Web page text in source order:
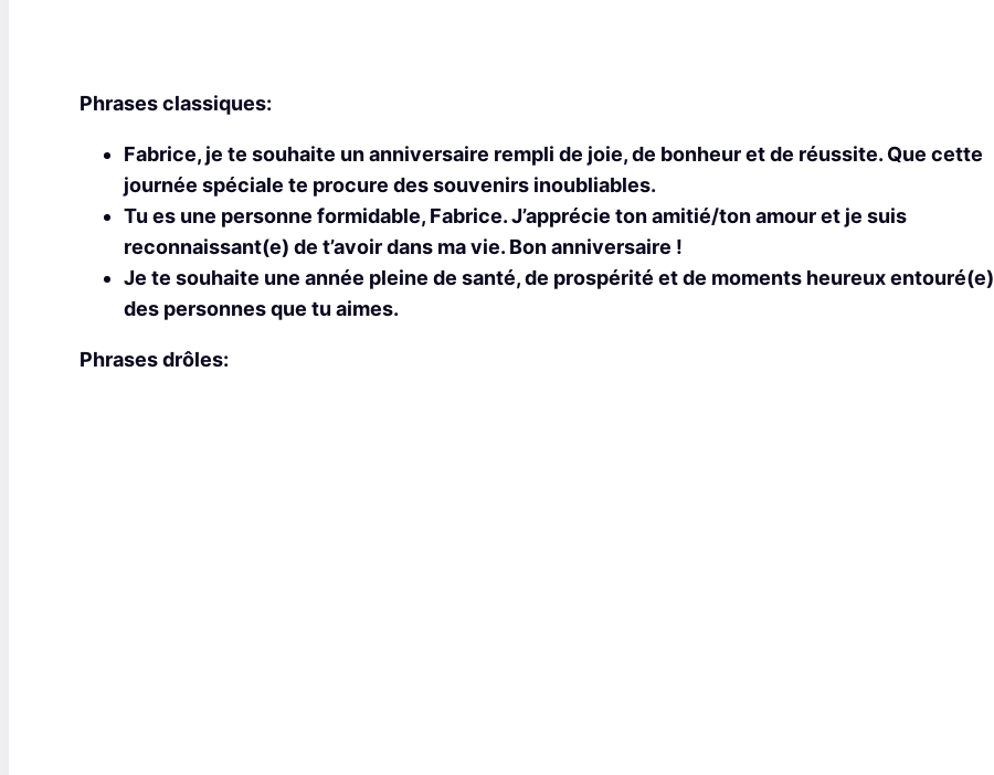
Phrases classiques:
Fabrice, je te souhaite un anniversaire rempli de joie, de bonheur et de réussite. Que cette
journée spéciale te procure des souvenirs inoubliables.
Tu es une personne formidable, Fabrice. J’apprécie ton amitié/ton amour et je suis
reconnaissant(e) de t’avoir dans ma vie. Bon anniversaire !
Je te souhaite une année pleine de santé, de prospérité et de moments heureux entouré(e)
des personnes que tu aimes.
Phrases drôles: